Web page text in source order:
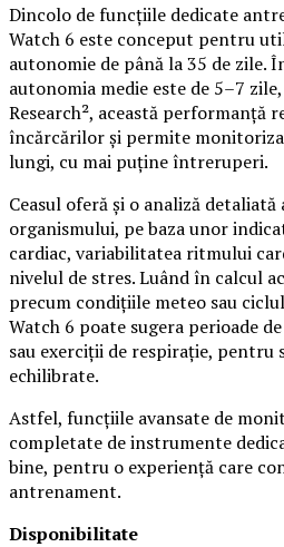
Dincolo de funcțiile dedicate
Watch 6 este conceput pentru
autonomie de până la 35 de zile.
autonomia medie este de 5–7
Research², această performanță
încărcărilor și permite
lungi, cu mai puține întreruperi.
Ceasul oferă și o analiză
organismului, pe baza unor
cardiac, variabilitatea ritmului
nivelul de stres. Luând în calcul
precum condițiile meteo sau
Watch 6 poate sugera perioade
sau exerciții de respirație, pentru
echilibrate.
Astfel, funcțiile avansate de
completate de instrumente
bine, pentru o experiență care
antrenament.
Disponibilitate